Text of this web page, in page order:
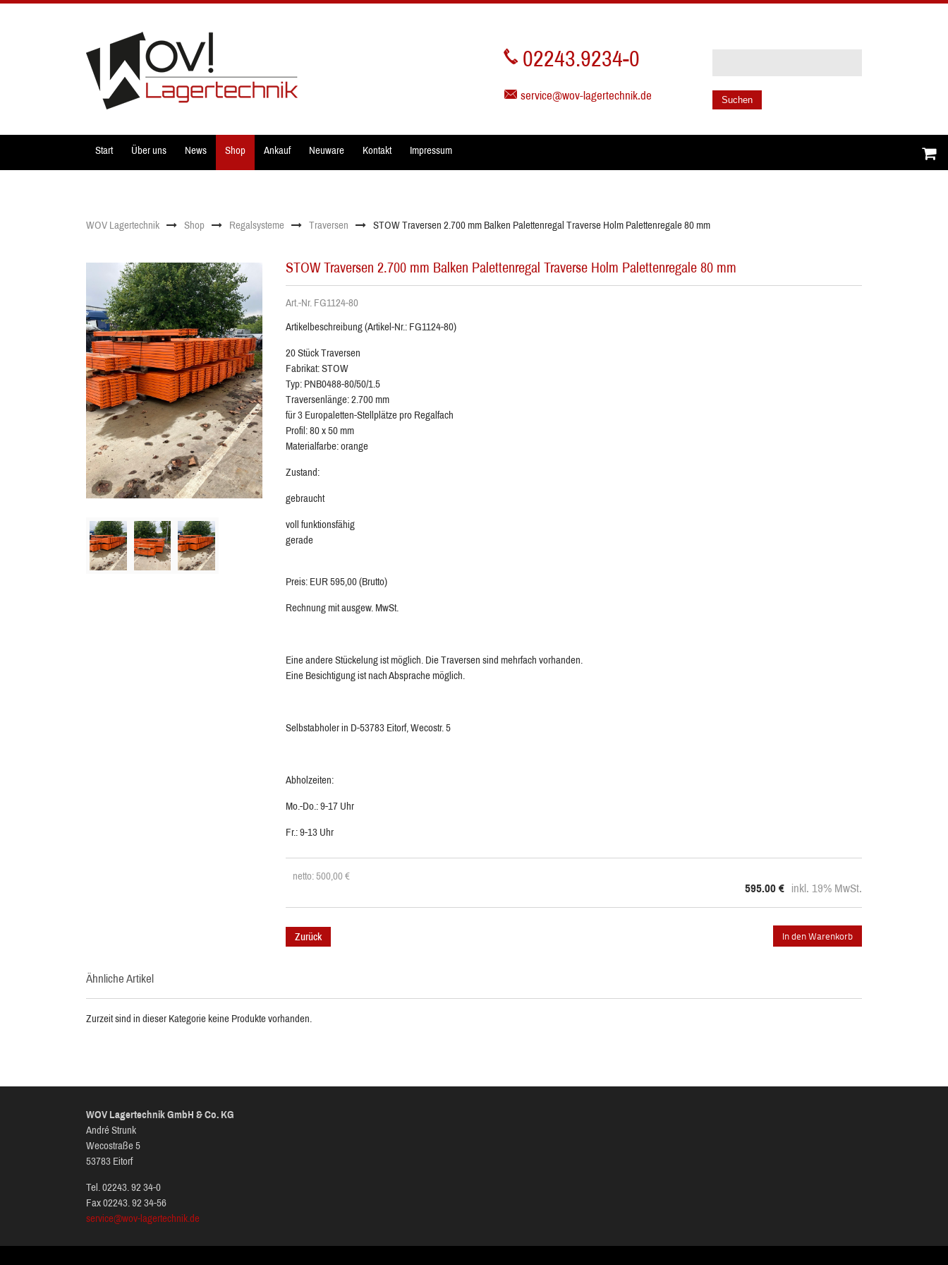
02243.9234-0
service@wov-lagertechnik.de Suchen
Start Über uns News Shop Ankauf Neuware Kontakt Impressum
WOV Lagertechnik Shop Regalsysteme Traversen STOW Traversen 2.700 mm Balken Palettenregal Traverse Holm Palettenregale 80 mm
STOW Traversen 2.700 mm Balken Palettenregal Traverse Holm Palettenregale 80 mm
Art.-Nr. FG1124-80
Artikelbeschreibung (Artikel-Nr.: FG1124-80)
20 Stück Traversen
Fabrikat: STOW
Typ: PNB0488-80/50/1.5
Traversenlänge: 2.700 mm
für 3 Europaletten-Stellplätze pro Regalfach
Profil: 80 x 50 mm
Materialfarbe: orange
Zustand:
gebraucht
voll funktionsfähig
gerade
Preis: EUR 595,00 (Brutto)
Rechnung mit ausgew. MwSt.
Eine andere Stückelung ist möglich. Die Traversen sind mehrfach vorhanden.
Eine Besichtigung ist nach Absprache möglich.
Selbstabholer in D-53783 Eitorf, Wecostr. 5
Abholzeiten:
Mo.-Do.: 9-17 Uhr
Fr.: 9-13 Uhr
netto: 500,00€
595.00 € inkl. 19% MwSt.
Zurück
Ähnliche Artikel
Zurzeit sind in dieser Kategorie keine Produkte vorhanden.
WOV Lagertechnik GmbH & Co. KG
André Strunk
Wecostraße 5
53783 Eitorf
Tel. 02243. 92 34-0
Fax 02243. 92 34-56
service@wov-lagertechnik.de